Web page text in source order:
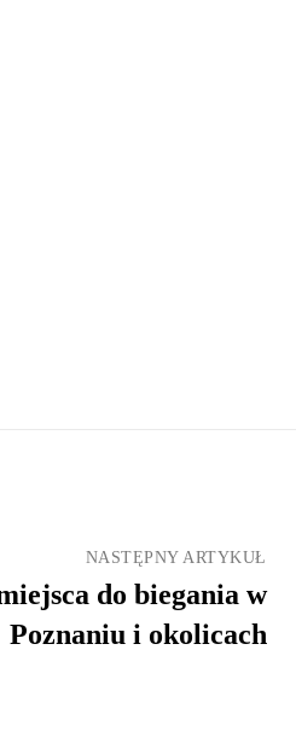
NASTĘPNY ARTYKUŁ
do biegania w
Poznaniu i okolicach